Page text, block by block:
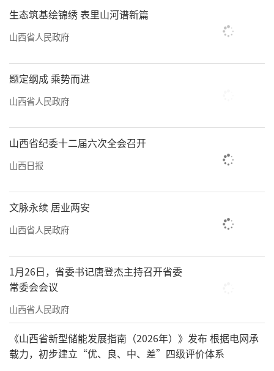
生态筑基绘锦绣 表里山河谱新篇
山西省人民政府
题定纲成 乘势而进
山西省人民政府
山西省纪委十二届六次全会召开
山西日报
文脉永续 居业两安
山西省人民政府
1月26日，省委书记唐登杰主持召开省委
常委会会议
山西省人民政府
《山西省新型储能发展指南（2026年）》发布 根据电网承
载力，初步建立“优、良、中、差”四级评价体系